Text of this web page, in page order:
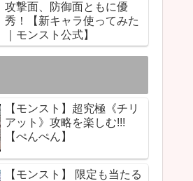
攻撃面、防御面ともに優
秀！【新キャラ使ってみた
｜モンスト公式】
【モンスト】超究極《チリ
アット》攻略を楽しむ!!!
【ぺんぺん】
【モンスト】 限定も当たる